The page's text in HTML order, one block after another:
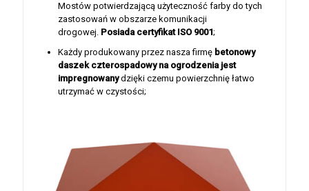
Mostów potwierdzającą użyteczność farby do tych
zastosowań w obszarze komunikacji
drogowej. Posiada certyfikat ISO 9001;
Każdy produkowany przez nasza firmę betonowy
daszek czterospadowy na ogrodzenia jest
impregnowanydzięki czemu powierzchnię łatwo
utrzymać w czystości;